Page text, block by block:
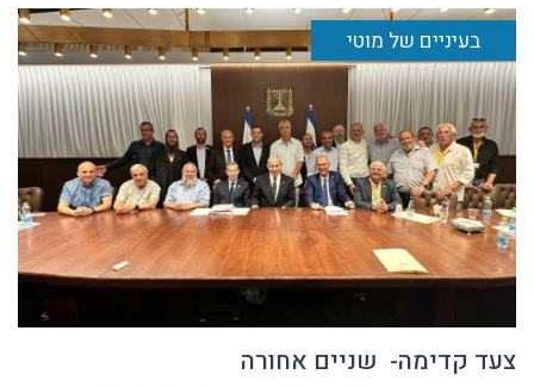
בעיניים של מוטי
צעד קדימה- שניים אחורה